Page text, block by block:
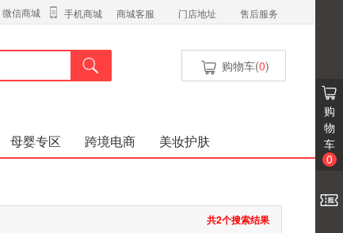
微信商城 手机商城 商城客服 门店地址 售后服务
购物车(0)
母婴专区 跨境电商
美妆护肤
购
物
车
0
共2个搜索结果